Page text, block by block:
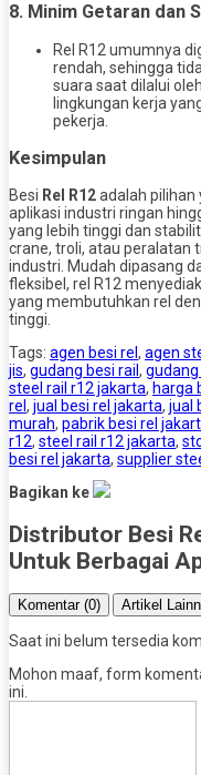
8. Minim Getaran dan
Rel R12 umumnya
rendah, sehingga
suara saat dilalui
lingkungan kerja
pekerja.
Kesimpulan
Besi Rel R12adalah pilihan
aplikasi industri ringan
yang lebih tinggi dan
crane, troli, atau peralatan
industri. Mudah dipasang
fleksibel, rel R12
yang membutuhkan rel
tinggi.
Tags: agen besi rel , agen
jis, gudang besi rail , gudang
steel rail r12 jakarta, harga
rel , jual besi rel jakarta, jual
murah, pabrik besi rel
r12, steel rail r12 jakarta,
besi rel jakarta, supplier
Bagikan ke
Distributor Besi
Untuk Berbagai
Komentar (0) Artikel
Saat ini belum tersedia
Mohon maaf, form
ini.